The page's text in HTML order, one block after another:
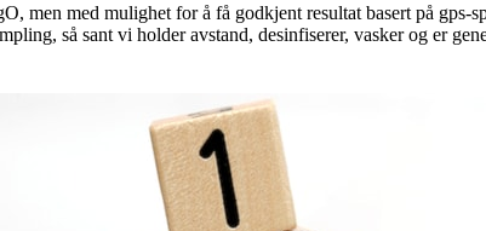
men med mulighet for å få godkjent resultat basert på gps-
så sant vi holder avstand, desinfiserer, vasker og er